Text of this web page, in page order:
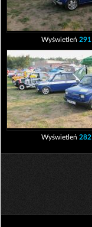
Wyświetleń 291
Wyświetleń 282